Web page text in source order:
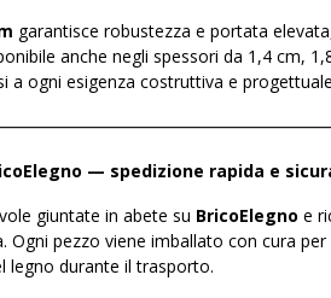
garantisce robustezza e portata
anche negli spessori da 1,4 cm,
a ogni esigenza costruttiva e
— spedizione rapida e
giuntate in abete su BricoElegno e
Ogni pezzo viene imballato con cura per
legno durante il trasporto.